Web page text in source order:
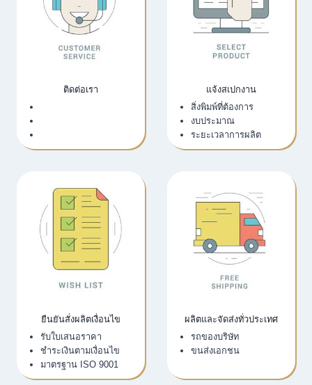
ติดต่อเรา
แจ้งสเปกงาน
สิ่งพิมพ์ที่ต้องการ
งบประมาณ
ระยะเวลาการผลิต
ยืนยันสั่งผลิตเงื่อนไข
รับใบเสนอราคา
ชำระเงินตามเงื่อนไข
มาตรฐาน ISO 9001
ผลิตและจัดส่งทั่วประเทศ
รถของบริษัท
ขนส่งเอกชน